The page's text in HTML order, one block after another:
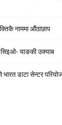
नाममा औंठाछाप
सिइओ- याङकी उक्याब
डाटा सेन्टर